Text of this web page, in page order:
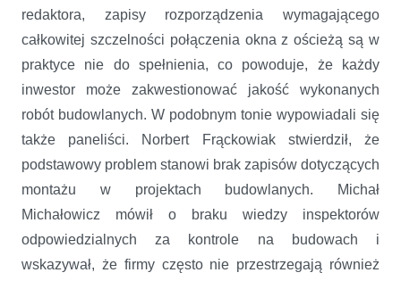
redaktora, zapisy rozporządzenia wymagającego
całkowitej szczelności połączenia okna z ościeżą są w
praktyce nie do spełnienia, co powoduje, że każdy
inwestor może zakwestionować jakość wykonanych
robót budowlanych. W podobnym tonie wypowiadali się
także paneliści. Norbert Frąckowiak stwierdził, że
podstawowy problem stanowi brak zapisów dotyczących
montażu w projektach budowlanych. Michał
Michałowicz mówił o braku wiedzy inspektorów
odpowiedzialnych za kontrole na budowach i
wskazywał, że firmy często nie przestrzegają również